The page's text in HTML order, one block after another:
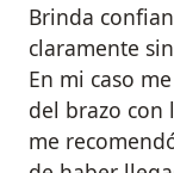
Brinda
claramente
En mi caso
del brazo con
me